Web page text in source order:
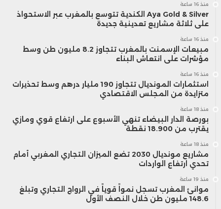
منذ 16 ساعة
Aya Gold & Silver الكندية تتوسع بالمغرب عبر الاستحواذ
على ثلاثة مشاريع تعدينية جديدة
منذ 16 ساعة
مبيعات الإسمنت بالمغرب تتجاوز 8.2 مليون طن وسط
مؤشرات على انتعاش البناء
منذ 16 ساعة
استثمارات المونديال تتجاوز 190 مليار درهم وسط تحذيرات
متزايدة من المجلس الاقتصادي
منذ 18 ساعة
بورصة الدار البيضاء تنهي الأسبوع على ارتفاع قوي ومازي
يقترب من 18.900 نقطة
منذ 18 ساعة
مشاريع مونديال 2030 تضع الميزان التجاري المغربي أمام
تحدي ارتفاع الواردات
منذ 19 ساعة
موانئ المغرب تسجل نمواً قوياً في الرواج التجاري وتبلغ
148.6 مليون طن خلال النصف الأول